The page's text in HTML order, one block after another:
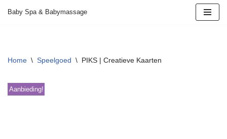
inhoud
Baby Spa & Babymassage
Home \ Speelgoed \ PIKS | Creatieve Kaarten
Aanbieding!